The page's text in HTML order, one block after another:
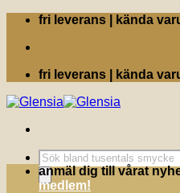
Skip
content
fri leverans | kända
fri leverans | kända
Produktsökning
anmäl dig till vårat
medlem!